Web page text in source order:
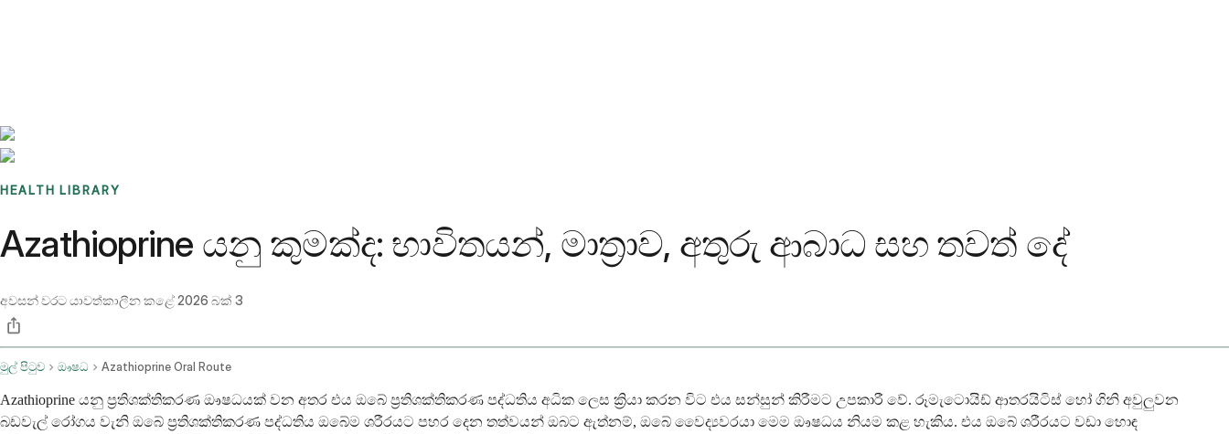
HEALTH LIBRARY
Azathioprine යනු කුමක්ද: භාවිතයන්, මාත්‍රාව, අතුරු ආබාධ සහ තවත් දේ
අවසන් වරට යාවත්කාලීන කළේ2026 බක් 3
මුල් පිටුව ඖෂධ Azathioprine Oral Route
Azathioprine යනු ප්‍රතිශක්තිකරණ ඖෂධයක් වන අතර එය ඔබේ ප්‍රතිශක්තිකරණ පද්ධතිය අධික ලෙස ක්‍රියා කරන විට එය සන්සුන් කිරීමට උපකාරී වේ. රූමැටොයිඩ් ආතරයිටිස් හෝ ගිනි අවුලුවන
බඩවැල් රෝගය වැනි ඔබේ ප්‍රතිශක්තිකරණ පද්ධතිය ඔබේම ශරීරයට පහර දෙන තත්වයන් ඔබට ඇත්නම්, ඔබේ වෛද්‍යවරයා මෙම ඖෂධය නියම කළ හැකිය. එය ඔබේ ශරීරයට වඩා හොඳ